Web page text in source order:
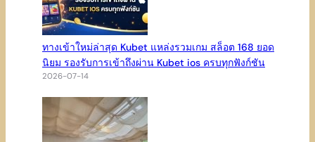
ทางเข้าใหม่ล่าสุด Kubet แหล่งรวมเกม สล็อต 168 ยอด
นิยม รองรับการเข้าถึงผ่าน Kubet ios ครบทุกฟังก์ชัน
2026-07-14